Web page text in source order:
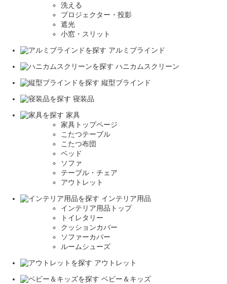
洗える
プロジェクター・投影
遮光
小窓・スリット
アルミブラインド
ハニカムスクリーン
縦型ブラインド
寝装品
家具
家具トップページ
こたつテーブル
こたつ布団
ベッド
ソファ
テーブル・チェア
アウトレット
インテリア用品
インテリア用品トップ
トイレタリー
クッションカバー
ソファーカバー
ルームシューズ
アウトレット
ベビー＆キッズ